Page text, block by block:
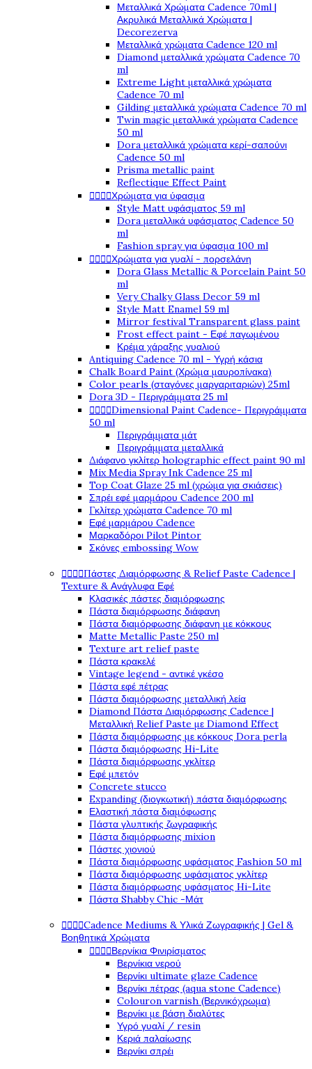
Μεταλλικά Χρώματα Cadence 70ml |
Ακρυλικά Μεταλλικά Χρώματα |
Decorezerva
Μεταλλικά χρώματα Cadence 120 ml
Diamond μεταλλικά χρώματα Cadence 70
ml
Extreme Light μεταλλικά χρώματα
Cadence 70 ml
Gilding μεταλλικά χρώματα Cadence 70 ml
Twin magic μεταλλικά χρώματα Cadence
50 ml
Dora μεταλλικά χρώματα κερί-σαπούνι
Cadence 50 ml
Prisma metallic paint
Reflectique Effect Paint
Χρώματα για ύφασμα
Style Matt υφάσματος 59 ml
Dora μεταλλικά υφάσματος Cadence 50
ml
Fashion spray για ύφασμα 100 ml
Χρώματα για γυαλί - πορσελάνη
Dora Glass Metallic & Porcelain Paint 50
ml
Very Chalky Glass Decor 59 ml
Style Matt Enamel 59 ml
Mirror festival Transparent glass paint
Frost effect paint - Εφέ παγωμένου
Κρέμα χάραξης γυαλιού
Antiquing Cadence 70 ml - Υγρή κάσια
Chalk Board Paint (Χρώμα μαυροπίνακα)
Color pearls (σταγόνες μαργαριταριών) 25ml
Dora 3D - Περιγράμματα 25 ml
Dimensional Paint Cadence- Περιγράμματα
50 ml
Περιγράμματα μάτ
Περιγράμματα μεταλλικά
Διάφανο γκλίτερ holographic effect paint 90 ml
Mix Media Spray Ink Cadence 25 ml
Top Coat Glaze 25 ml (χρώμα για σκιάσεις)
Σπρέι εφέ μαρμάρου Cadence 200 ml
Γκλίτερ χρώματα Cadence 70 ml
Εφέ μαρμάρου Cadence
Μαρκαδόροι Pilot Pintor
Σκόνες embossing Wow
Πάστες Διαμόρφωσης & Relief Paste Cadence |
Texture & Ανάγλυφα Εφέ
Κλασικές πάστες διαμόρφωσης
Πάστα διαμόρφωσης διάφανη
Πάστα διαμόρφωσης διάφανη με κόκκους
Matte Metallic Paste 250 ml
Texture art relief paste
Πάστα κρακελέ
Vintage legend - αντικέ γκέσο
Πάστα εφέ πέτρας
Πάστα διαμόρφωσης μεταλλική λεία
Diamond Πάστα Διαμόρφωσης Cadence |
Μεταλλική Relief Paste με Diamond Effect
Πάστα διαμόρφωσης με κόκκους Dora perla
Πάστα διαμόρφωσης Hi-Lite
Πάστα διαμόρφωσης γκλίτερ
Εφέ μπετόν
Concrete stucco
Expanding (διογκωτική) πάστα διαμόρφωσης
Ελαστική πάστα διαμόφωσης
Πάστα γλυπτικής ζωγραφικής
Πάστα διαμόρφωσης mixion
Πάστες χιονιού
Πάστα διαμόρφωσης υφάσματος Fashion 50 ml
Πάστα διαμόρφωσης υφάσματος γκλίτερ
Πάστα διαμόρφωσης υφάσματος Hi-Lite
Πάστα Shabby Chic -Μάτ
Cadence Mediums & Υλικά Ζωγραφικής | Gel &
Βοηθητικά Χρώματα
Βερνίκια Φινιρίσματος
Βερνίκια νερού
Βερνίκι ultimate glaze Cadence
Βερνίκι πέτρας (aqua stone Cadence)
Colouron varnish (Βερνικόχρωμα)
Βερνίκι με βάση διαλύτες
Υγρό γυαλί / resin
Κεριά παλαίωσης
Βερνίκι σπρέι